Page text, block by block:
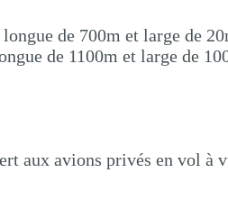
de 700m et large de
de 1100m et large de
aux avions privés en vol à